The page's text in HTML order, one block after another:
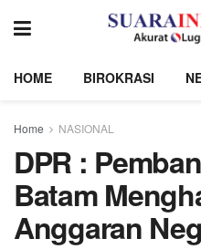
HOME BIROKRASI
Home NASIONAL
DPR :
Batam
Anggaran